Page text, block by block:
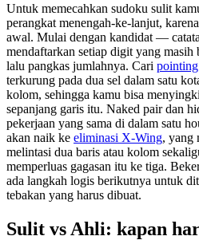
Untuk memecahkan sudoku sulit
perangkat menengah-ke-lanjut,
awal. Mulai dengan kandidat —
mendaftarkan setiap digit yang
lalu pangkas jumlahnya. Cari
terkurung pada dua sel dalam satu
kolom, sehingga kamu bisa
sepanjang garis itu. Naked pair dan
pekerjaan yang sama di dalam satu
akan naik ke eliminasi X-Wing, yang
melintasi dua baris atau kolom
memperluas gagasan itu ke tiga.
ada langkah logis berikutnya untuk
tebakan yang harus dibuat.
Sulit vs Ahli: kapan